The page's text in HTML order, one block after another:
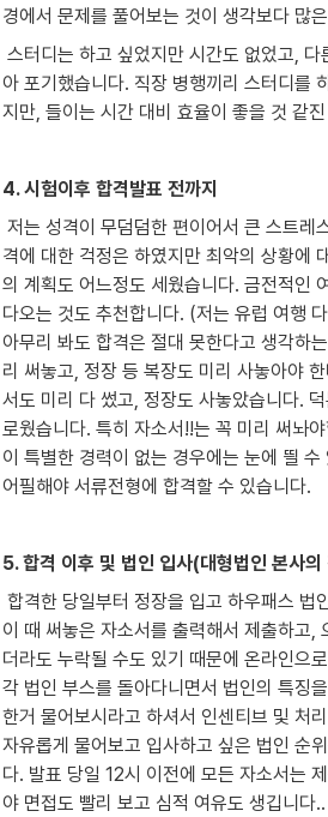
경에서 문제를 풀어보는 것이 생각보다 많
아 포기했습니다. 직장 병행끼리 스터디를
지만, 들이는 시간 대비 효율이 좋을 것 같
4. 시험이후 합격발표 전까지
격에 대한 걱정은 하였지만 최악의 상황에
의 계획도 어느정도 세웠습니다. 금전적인
다오는 것도 추천합니다. (저는 유럽 여행
아무리 봐도 합격은 절대 못한다고 생각하
리 써놓고, 정장 등 복장도 미리 사놓아야
서도 미리 다 썼고, 정장도 사놓았습니다.
로웠습니다. 특히 자소서!!는 꼭 미리 써놔
이 특별한 경력이 없는 경우에는 눈에 띌
어필해야 서류전형에 합격할 수 있습니다.
5. 합격 이후 및 법인 입사(대형법인 본사의
이 때 써놓은 자소서를 출력해서 제출하고,
더라도 누락될 수도 있기 때문에 온라인으
각 법인 부스를 돌아다니면서 법인의 특징
한거 물어보시라고 하셔서 인센티브 및 처
자유롭게 물어보고 입사하고 싶은 법인 순
다. 발표 당일 12시 이전에 모든 자소서는
야 면접도 빨리 보고 심적 여유도 생깁니다